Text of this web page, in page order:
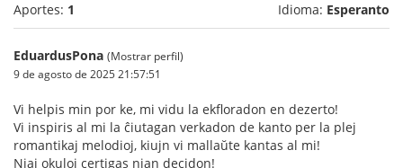
Aportes: 1 Idioma: Esperanto
EduardusPona (Mostrar perfil)
9 de agosto de 2025 21:57:51
Vi helpis min por ke, mi vidu la ekfloradon en dezerto!
Vi inspiris al mi la ĉiutagan verkadon de kanto per la plej
romantikaj melodioj, kiujn vi mallaŭte kantas al mi!
Niaj okuloj certigas nian decidon!